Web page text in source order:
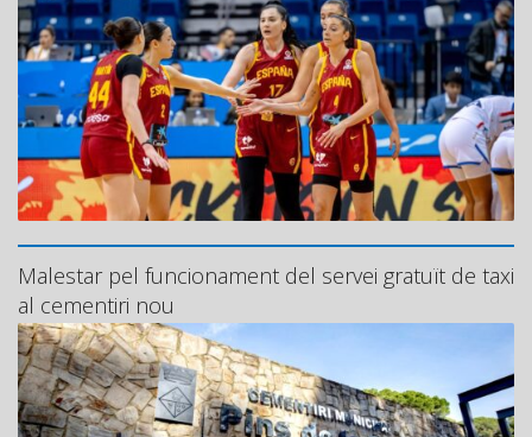
Malestar pel funcionament del servei gratuït de taxi
al cementiri nou